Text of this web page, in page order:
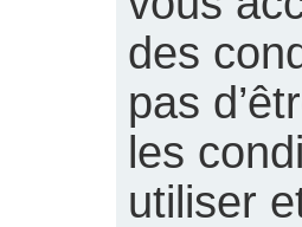
des
pas
les
utiliser